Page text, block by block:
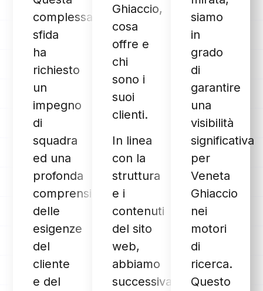
complessa
sfida
ha
richiesto
un
impegno
di
squadra
ed una
profonda
comprensione
delle
esigenze
del
cliente
e del
Ghiaccio,
cosa
offre e
chi
sono i
suoi
clienti.
In linea
con la
struttura
e i
contenuti
del sito
web,
abbiamo
successivamente
siamo
in
grado
di
garantire
una
visibilità
significativa
per
Veneta
Ghiaccio
nei
motori
di
ricerca.
Questo